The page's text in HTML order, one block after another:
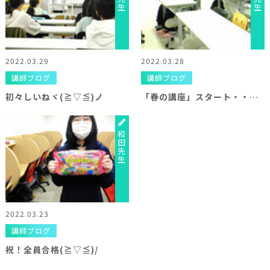
2022.03.29
講師ブログ
初々しいねヾ(≧▽≦)ノ
2022.03.28
講師ブログ
「春の講座」スタート・・・ですが!?
和田先生
2022.03.23
講師ブログ
祝！全員合格(≧▽≦)/